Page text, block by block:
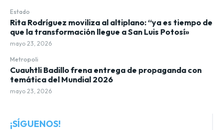
Estado
Rita Rodríguez moviliza al altiplano: “ya es tiempo de
que la transformación llegue a San Luis Potosí»
mayo 23, 2026
Metropoli
Cuauhtli Badillo frena entrega de propaganda con
temática del Mundial 2026
mayo 23, 2026
¡SÍGUENOS!